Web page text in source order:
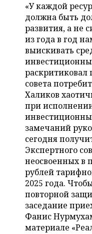
ВОЛЕЙБОЛ
КИБЕРСПОРТ
ФИГУРНОЕ
ВОДНЫЕ ВИДЫ
ХОККЕЙ С МЯЧОМ
ИСТОРИЯ
КУЛЬТУРА
МЕДИЦИНА
ОБРАЗОВАНИЕ
ПРОИСШЕСТВИЯ
СПИСОК ПЕРСОН
СПИСОК КОМПАНИЙ
ПОЛНАЯ ВЕРСИЯ
«У каждой
должна быть
развития, а не
из года в год
выискивать
раскритиковал
совета
Халиков
при
замечаний
сегодня
Экспертного
неосвоенных в
рублей
2025 года.
повторной
заседание
Фанис
материале